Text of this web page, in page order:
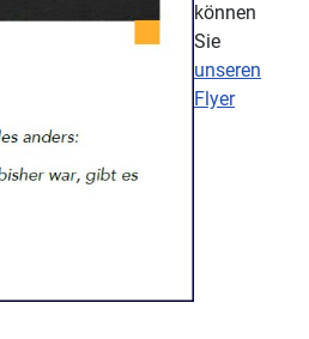
können
Sie
unseren
Flyer